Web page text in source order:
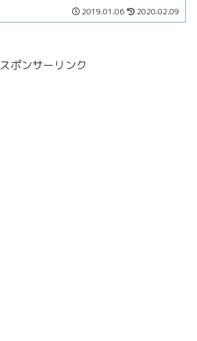
2019.01.06 2020.02.09
スポンサーリンク